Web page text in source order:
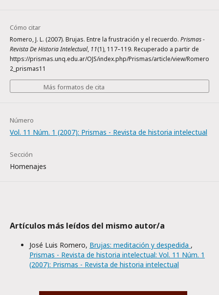
Cómo citar
Romero, J. L. (2007). Brujas. Entre la frustración y el recuerdo. Prismas -
Revista De Historia Intelectual, 11(1), 117–119. Recuperado a partir de
https://prismas.unq.edu.ar/OJS/index.php/Prismas/article/view/Romero
2_prismas11
Más formatos de cita
Número
Vol. 11 Núm. 1 (2007): Prismas - Revista de historia intelectual
Sección
Homenajes
Artículos más leídos del mismo autor/a
José Luis Romero, Brujas: meditación y despedida ,
Prismas - Revista de historia intelectual: Vol. 11 Núm. 1
(2007): Prismas - Revista de historia intelectual